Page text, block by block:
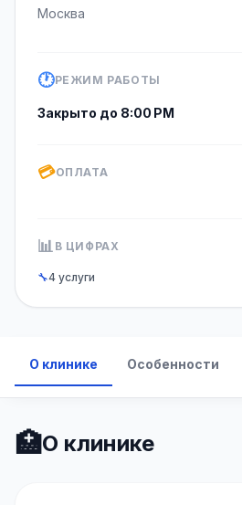
Москва
🕐РЕЖИМ РАБОТЫ
Закрыто до 8:00 PM
💳ОПЛАТА
📊 В ЦИФРАХ
🔧4 услуги
О клинике Особенности
🏥О клинике